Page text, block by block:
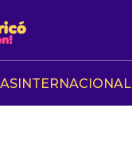
INTERNACIONAL